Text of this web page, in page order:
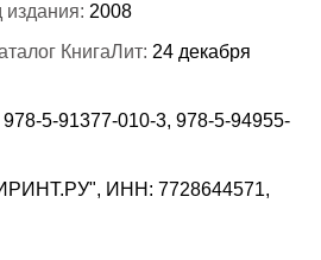
издания: 2008
КнигаЛит: 24 декабря
5-91377-010-3, 978-5-94955-
ИНН: 7728644571,